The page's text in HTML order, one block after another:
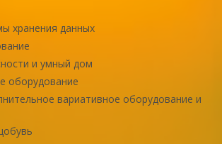
хранения данных
и умный дом
оборудование
вариативное оборудование и